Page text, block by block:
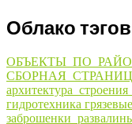
Облако тэгов
гидротехника